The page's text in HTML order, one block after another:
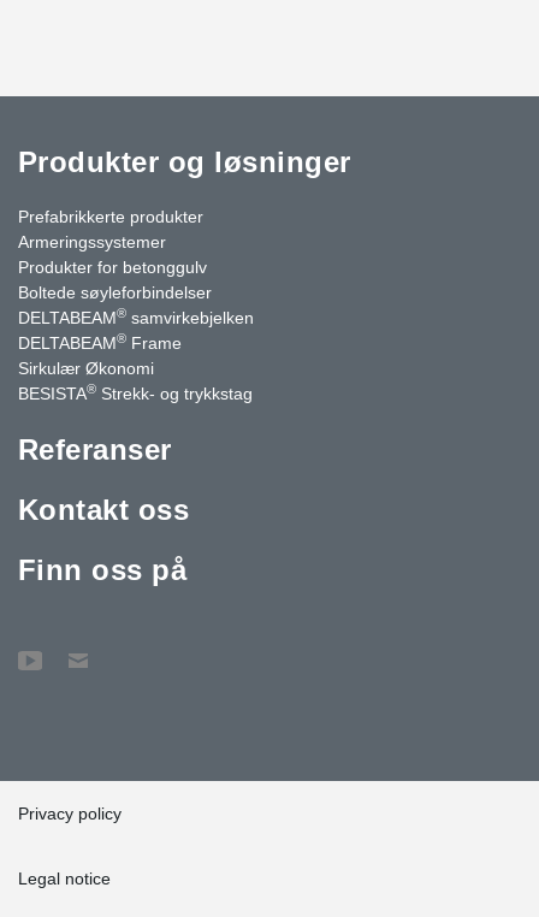
Produkter og løsninger
Prefabrikkerte produkter
Armeringssystemer
Produkter for betonggulv
Boltede søyleforbindelser
DELTABEAM® samvirkebjelken
DELTABEAM® Frame
Sirkulær Økonomi
BESISTA® Strekk- og trykkstag
Referanser
Kontakt oss
Finn oss på
Privacy policy
Legal notice